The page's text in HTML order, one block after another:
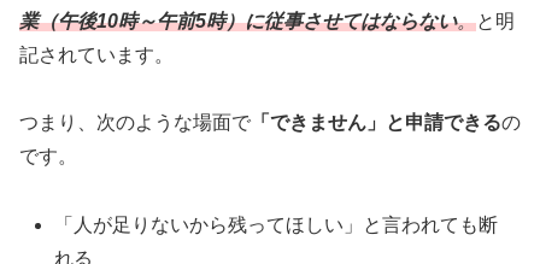
業（午後10時～午前5時）に従事させてはならない。と明
記されています。
つまり、次のような場面で 「できません」と申請できるの
です。
「人が足りないから残ってほしい」と言われても断
れる